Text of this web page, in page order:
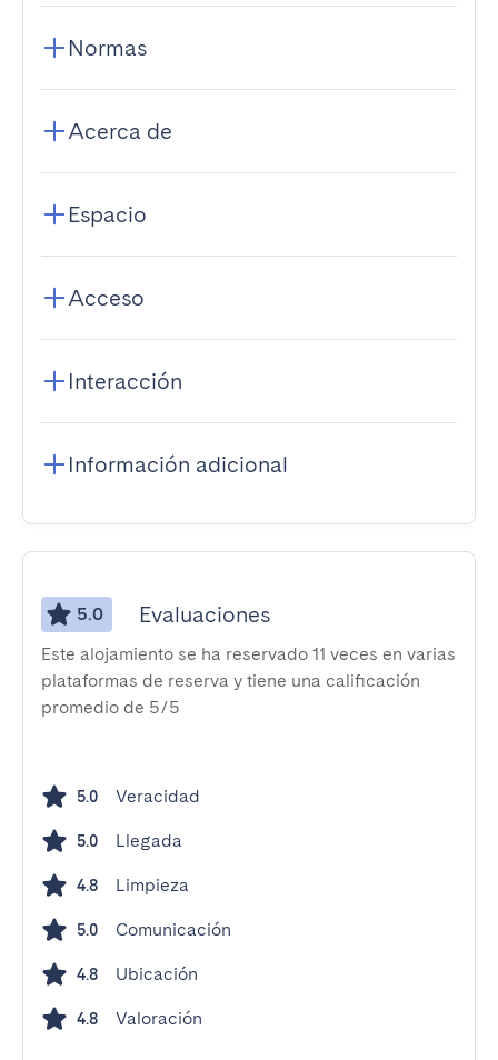
Normas
Acerca de
Espacio
Acceso
Interacción
Información adicional
5.0 Evaluaciones
Este alojamiento se ha reservado 11 veces en varias
plataformas de reserva y tiene una calificación
promedio de 5/5
5.0 Veracidad
5.0 Llegada
4.8 Limpieza
5.0 Comunicación
4.8 Ubicación
4.8 Valoración